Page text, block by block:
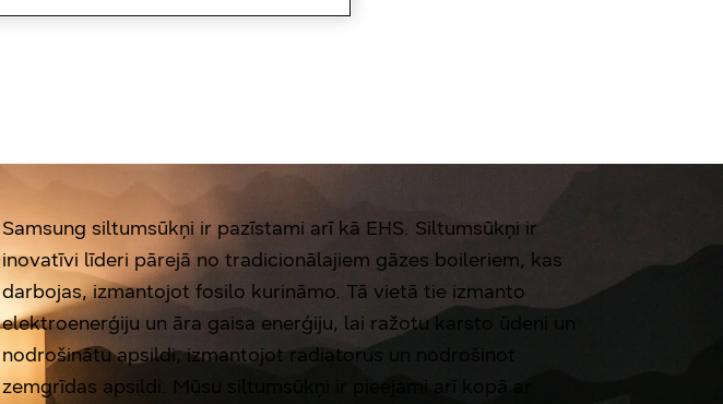
Samsung siltumsūkņi ir pazīstami arī kā EHS. Siltumsūkņi ir
inovatīvi līderi pārejā no tradicionālajiem gāzes boileriem, kas
darbojas, izmantojot fosilo kurināmo. Tā vietā tie izmanto
elektroenerģiju un āra gaisa enerģiju, lai ražotu karsto ūdeni un
nodrošinātu apsildi, izmantojot radiatorus un nodrošinot
zemgrīdas apsildi. Mūsu siltumsūkņi ir pieejami arī kopā ar